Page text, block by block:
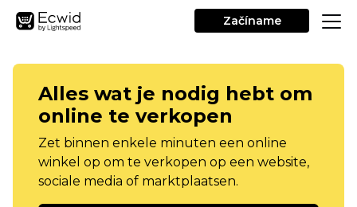
Začíname
Alles wat je nodig hebt om
online te verkopen
Zet binnen enkele minuten een online
winkel op om te verkopen op een website,
sociale media of marktplaatsen.